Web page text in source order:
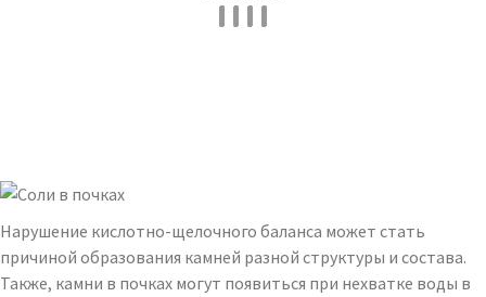
Нарушение кислотно-щелочного баланса может стать
причиной образования камней разной структуры и состава.
Также, камни в почках могут появиться при нехватке воды в